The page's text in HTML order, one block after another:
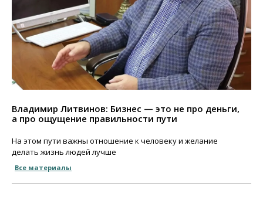
Владимир Литвинов: Бизнес — это не про деньги,
а про ощущение правильности пути
На этом пути важны отношение к человеку и желание
делать жизнь людей лучше
Все материалы